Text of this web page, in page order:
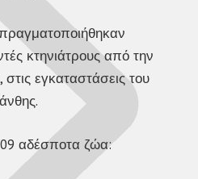
κτηνιάτρους από την
εγκαταστάσεις του
αδέσποτα ζώα: